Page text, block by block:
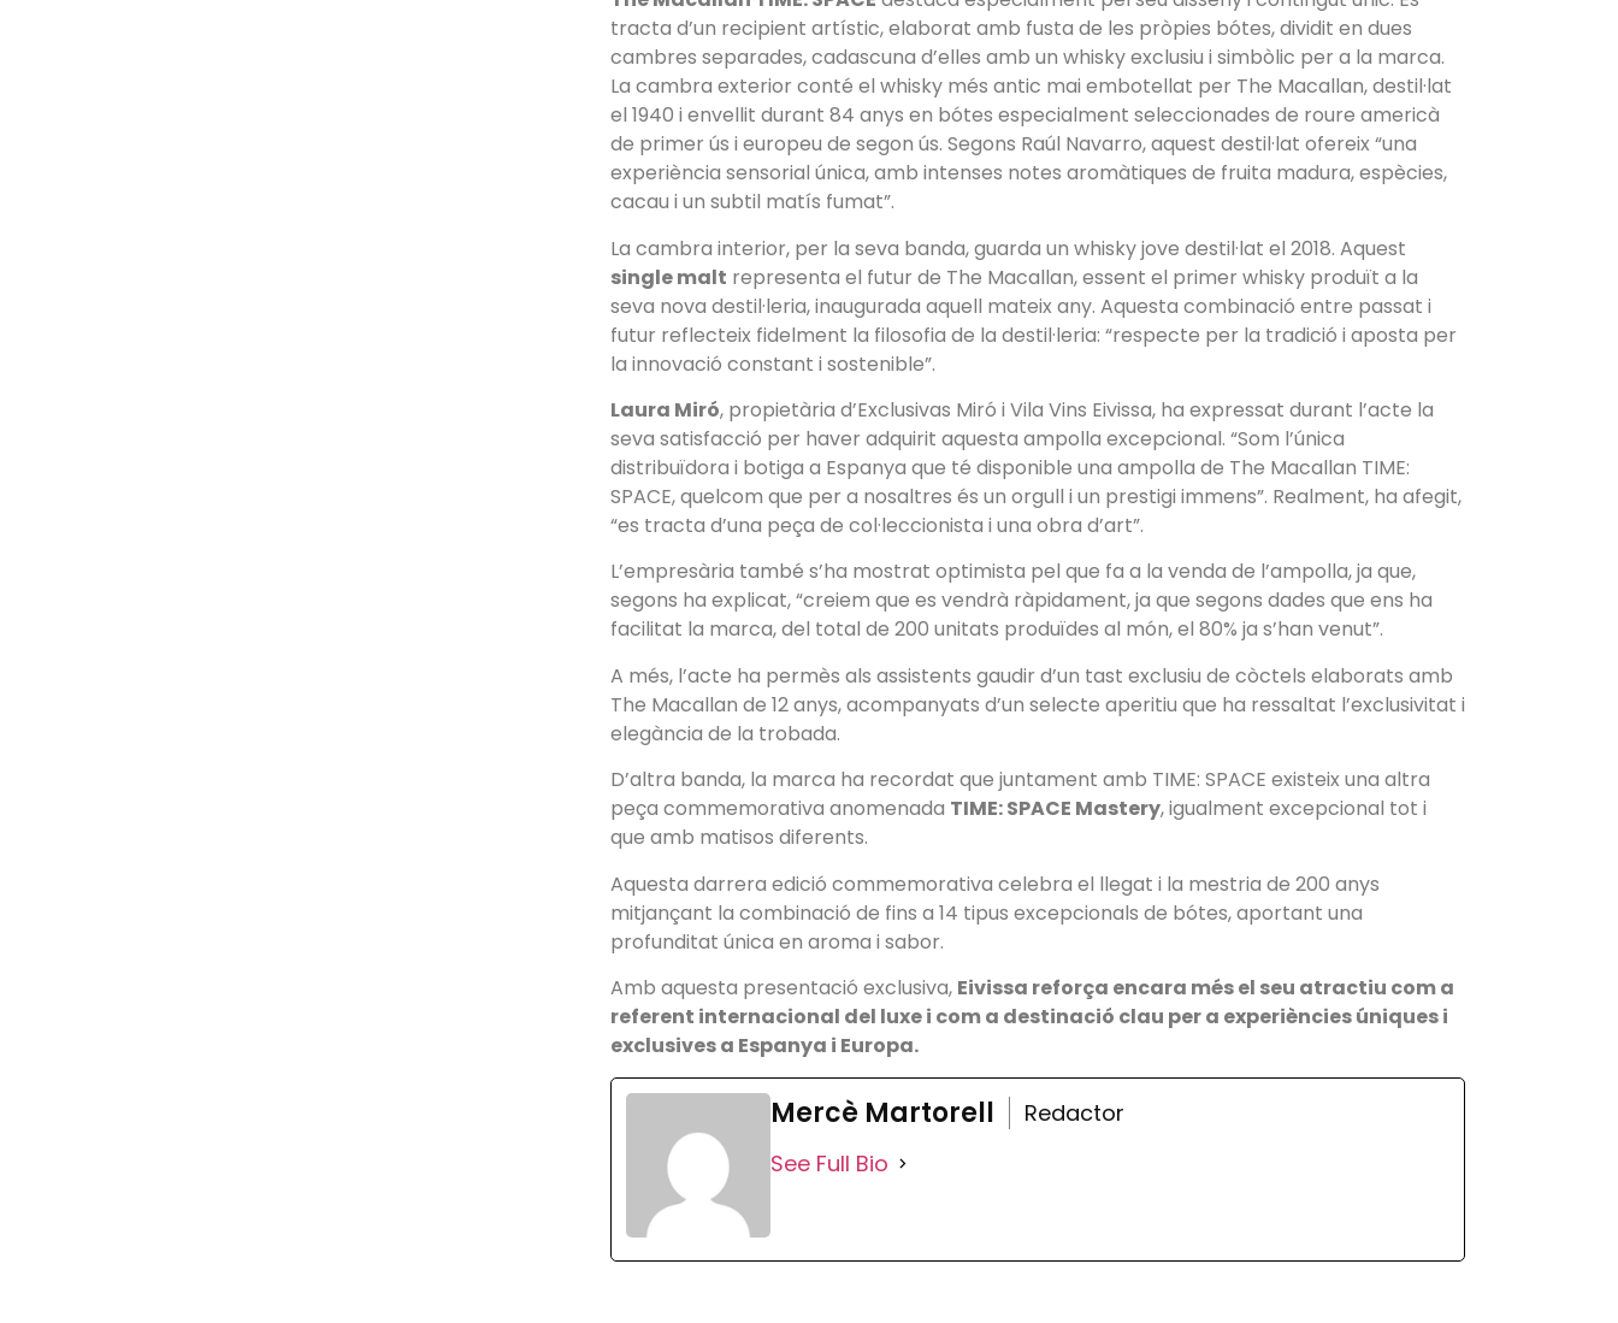
tracta d’un recipient artístic, elaborat amb fusta de les pròpies bótes, dividit en dues
cambres separades, cadascuna d’elles amb un whisky exclusiu i simbòlic per a la marca.
La cambra exterior conté el whisky més antic mai embotellat per The Macallan, destil·lat
el 1940 i envellit durant 84 anys en bótes especialment seleccionades de roure americà
de primer ús i europeu de segon ús. Segons Raúl Navarro, aquest destil·lat ofereix “una
experiència sensorial única, amb intenses notes aromàtiques de fruita madura, espècies,
cacau i un subtil matís fumat”.
La cambra interior, per la seva banda, guarda un whisky jove destil·lat el 2018. Aquest
single malt representa el futur de The Macallan, essent el primer whisky produït a la
seva nova destil·leria, inaugurada aquell mateix any. Aquesta combinació entre passat i
futur reflecteix fidelment la filosofia de la destil·leria: “respecte per la tradició i aposta per
la innovació constant i sostenible”.
Laura Miró, propietària d’Exclusivas Miró i Vila Vins Eivissa, ha expressat durant l’acte la
seva satisfacció per haver adquirit aquesta ampolla excepcional. “Som l’única
distribuïdora i botiga a Espanya que té disponible una ampolla de The Macallan TIME:
SPACE, quelcom que per a nosaltres és un orgull i un prestigi immens”. Realment, ha afegit,
“es tracta d’una peça de col·leccionista i una obra d’art”.
L’empresària també s’ha mostrat optimista pel que fa a la venda de l’ampolla, ja que,
segons ha explicat, “creiem que es vendrà ràpidament, ja que segons dades que ens ha
facilitat la marca, del total de 200 unitats produïdes al món, el 80% ja s’han venut”.
A més, l’acte ha permès als assistents gaudir d’un tast exclusiu de còctels elaborats amb
The Macallan de 12 anys, acompanyats d’un selecte aperitiu que ha ressaltat l’exclusivitat i
elegància de la trobada.
D’altra banda, la marca ha recordat que juntament amb TIME: SPACE existeix una altra
peça commemorativa anomenada TIME: SPACE Mastery, igualment excepcional tot i
que amb matisos diferents.
Aquesta darrera edició commemorativa celebra el llegat i la mestria de 200 anys
mitjançant la combinació de fins a 14 tipus excepcionals de bótes, aportant una
profunditat única en aroma i sabor.
Amb aquesta presentació exclusiva, Eivissa reforça encara més el seu atractiu com a
referent internacional del luxe i com a destinació clau per a experiències úniques i
exclusives a Espanya i Europa.
Mercè Martorell
Redactor
See Full Bio